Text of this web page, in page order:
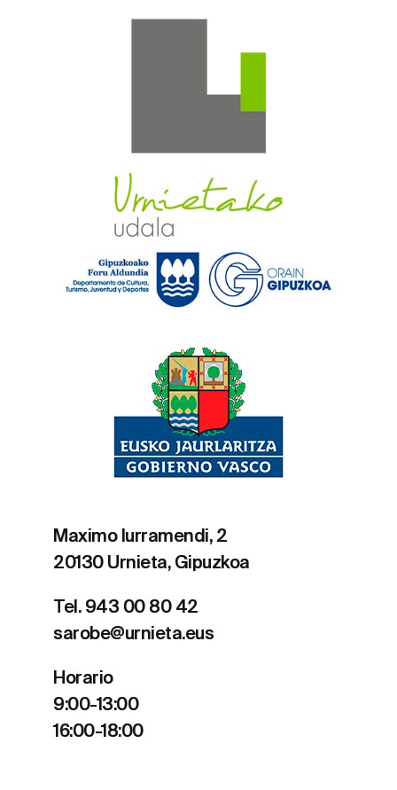
Maximo Iurramendi, 2
20130 Urnieta, Gipuzkoa
Tel. 943 00 80 42
sarobe@urnieta.eus
Horario
9:00-13:00
16:00-18:00